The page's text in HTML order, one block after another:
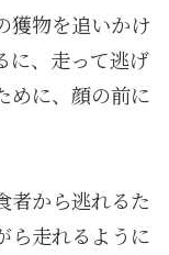
獲物を追いかけ
に、走って逃げ
めに、顔の前に
者から逃れるた
ら走れるように